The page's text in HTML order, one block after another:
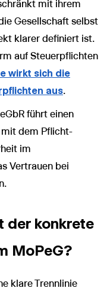
mit ihrem
Gesellschaft selbst
klarer definiert ist.
auf Steuerpflichten
wirkt sich die
aus.
führt einen
dem Pflicht-
im
Vertrauen bei
der konkrete
MoPeG?
klare Trennlinie